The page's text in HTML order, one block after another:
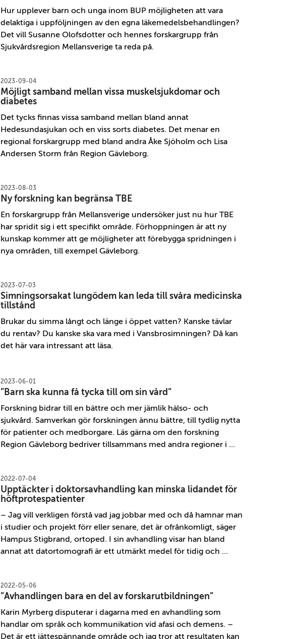
Hur upplever barn och unga inom BUP möjligheten att vara
delaktiga i uppföljningen av den egna läkemedelsbehandlingen?
Det vill Susanne Olofsdotter och hennes forskargrupp från
Sjukvårdsregion Mellansverige ta reda på.
2023-09-04
Möjligt samband mellan vissa muskelsjukdomar och
diabetes
Det tycks finnas vissa samband mellan bland annat
Hedesundasjukan och en viss sorts diabetes. Det menar en
regional forskargrupp med bland andra Åke Sjöholm och Lisa
Andersen Storm från Region Gävleborg.
2023-08-03
Ny forskning kan begränsa TBE
En forskargrupp från Mellansverige undersöker just nu hur TBE
har spridit sig i ett specifikt område. Förhoppningen är att ny
kunskap kommer att ge möjligheter att förebygga spridningen i
nya områden, till exempel Gävleborg.
2023-07-03
Simningsorsakat lungödem kan leda till svåra medicinska
tillstånd
Brukar du simma långt och länge i öppet vatten? Kanske tävlar
du rentav? Du kanske ska vara med i Vansbrosimningen? Då kan
det här vara intressant att läsa.
2023-06-01
”Barn ska kunna få tycka till om sin vård”
Forskning bidrar till en bättre och mer jämlik hälso- och
sjukvård. Samverkan gör forskningen ännu bättre, till tydlig nytta
för patienter och medborgare. Läs gärna om den forskning
Region Gävleborg bedriver tillsammans med andra regioner i ...
2022-07-04
Upptäckter i doktorsavhandling kan minska lidandet för
höftprotespatienter
– Jag vill verkligen förstå vad jag jobbar med och då hamnar man
i studier och projekt förr eller senare, det är ofrånkomligt, säger
Hampus Stigbrand, ortoped. I sin avhandling visar han bland
annat att datortomografi är ett utmärkt medel för tidig och ...
2022-05-06
”Avhandlingen bara en del av forskarutbildningen”
Karin Myrberg disputerar i dagarna med en avhandling som
handlar om språk och kommunikation vid afasi och demens. –
Det är ett jättespännande område och jag tror att resultaten kan